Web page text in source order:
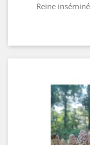
Reine